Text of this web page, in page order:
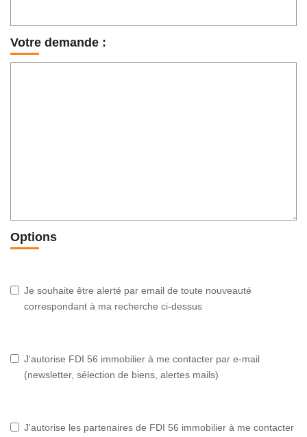
Votre demande :
Options
Je souhaite être alerté par email de toute nouveauté
correspondant à ma recherche ci-dessus
J'autorise FDI 56 immobilier à me contacter par e-mail
(newsletter, sélection de biens, alertes mails)
J'autorise les partenaires de FDI 56 immobilier à me contacter